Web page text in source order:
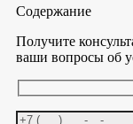
Содержание
Получите
ваши вопросы об